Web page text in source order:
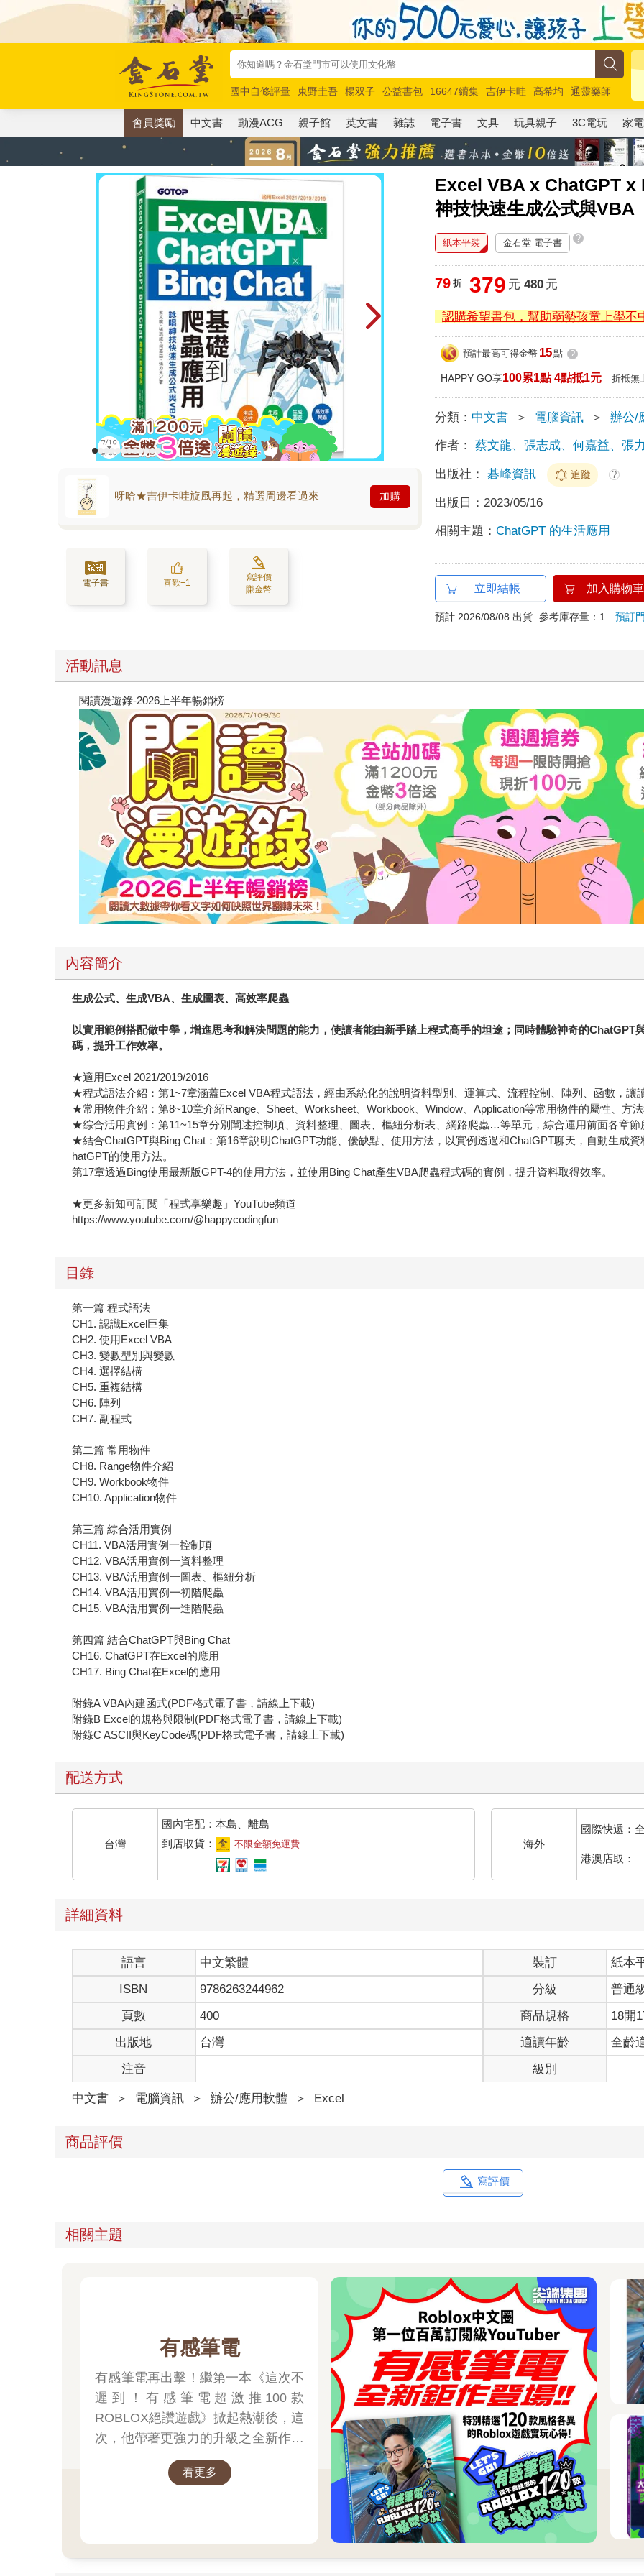
國中自修評量 東野圭吾 楊双子 公益書包 16647續集 吉伊卡哇 高希均
通靈藥師
唯紅花綻放
奧德賽 路邊攤新作 馬斯克 玩具總動員5 超慢跑
會員獎勵 中文書 動漫ACG 親子館 英文書 雜誌 電子書 文具 玩具親子 3C電玩 家電
Excel VBA x ChatGPT x
神技快速生成公式與VBA
呀哈★吉伊卡哇旋風再起，精選周邊看過來 加購
電子書 喜歡+1
寫評價
賺金幣
紙本平裝 金石堂 電子書 ?
79 折 379 元 480元
認購希望書包，幫助弱勢孩童上學不
預計最高可得金幣 15點 ?
HAPPY GO享100累1點 4點抵1元 折抵無
分類： 中文書 ＞ 電腦資訊 ＞ 辦公/
作者： 蔡文龍、張志成、何嘉益、張
出版社： 碁峰資訊 追蹤 ?
出版日： 2023/05/16
相關主題：ChatGPT 的生活應用
立即結帳 加入購物車
預計 2026/08/08 出貨 參考庫存量：1預訂
活動訊息
閱讀漫遊錄-2026上半年暢銷榜
內容簡介
生成公式、生成VBA、生成圖表、高效率爬蟲
以實用範例搭配做中學，增進思考和解決問題的能力，使讀者能由新手踏上程式高手的坦途；同時體驗神奇的
碼，提升工作效率。
★適用Excel 2021/2019/2016
★程式語法介紹：第1~7章涵蓋Excel VBA程式語法，經由系統化的說明資料型別、運算式、流程控制、陣列、函數，讓
★常用物件介紹：第8~10章介紹Range、Sheet、Worksheet、Workbook、Window、Application等常用物件的屬性、方
★綜合活用實例：第11~15章分別闡述控制項、資料整理、圖表、樞紐分析表、網路爬蟲…等單元，綜合運用前面各章
★結合ChatGPT與Bing Chat：第16章說明ChatGPT功能、優缺點、使用方法，以實例透過和ChatGPT聊天，自動生成
hatGPT的使用方法。
第17章透過Bing使用最新版GPT-4的使用方法，並使用Bing Chat產生VBA爬蟲程式碼的實例，提升資料取得效率。
★更多新知可訂閱「程式享樂趣」YouTube頻道
https://www.youtube.com/@happycodingfun
目錄
第一篇 程式語法
CH1. 認識Excel巨集
CH2. 使用Excel VBA
CH3. 變數型別與變數
CH4. 選擇結構
CH5. 重複結構
CH6. 陣列
CH7. 副程式
第二篇 常用物件
CH8. Range物件介紹
CH9. Workbook物件
CH10. Application物件
第三篇 綜合活用實例
CH11. VBA活用實例一控制項
CH12. VBA活用實例一資料整理
CH13. VBA活用實例一圖表、樞紐分析
CH14. VBA活用實例一初階爬蟲
CH15. VBA活用實例一進階爬蟲
第四篇 結合ChatGPT與Bing Chat
CH16. ChatGPT在Excel的應用
CH17. Bing Chat在Excel的應用
附錄A VBA內建函式(PDF格式電子書，請線上下載)
附錄B Excel的規格與限制(PDF格式電子書，請線上下載)
附錄C ASCII與KeyCode碼(PDF格式電子書，請線上下載)
配送方式
台灣
國內宅配：本島、離島
到店取貨：
不限金額免運費 海外
國際快遞：
港澳店取：
詳細資料
語言 中文繁體 裝訂
紙本
ISBN
9786263244962 分級
普通
頁數
400 商品規格
18開
出版地
台灣 適讀年齡
全齡
注音
級別
中文書 ＞ 電腦資訊 ＞ 辦公/應用軟體 ＞ Excel
商品評價
寫評價
相關主題
有感筆電
有感筆電再出擊！繼第一本《這次不
遲到！有感筆電超激推100款
ROBLOX絕讚遊戲》掀起熱潮後，這
次，他帶著更強力的升級之全新作品
看更多